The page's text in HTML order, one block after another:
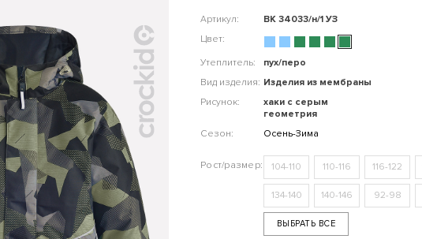
Артикул:
ВК 34033/н/1 УЗ
Цвет:
Утеплитель:
пух/перо
Вид изделия: Изделия из мембраны
Рисунок:
хаки с серым
геометрия
Сезон:
Осень-Зима
104-110 110-116 116-122
134-140 140-146 92-98
ВЫБРАТЬ ВСЕ